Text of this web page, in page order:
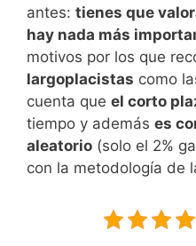
antes: tienes que
hay nada más
motivos por los que
largoplacistas como
cuenta que el corto
tiempo y además es
aleatorio (solo el 2%
con la metodología de